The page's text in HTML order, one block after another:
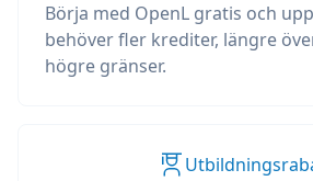
Börja med OpenL gratis och
behöver fler krediter, längre
högre gränser.